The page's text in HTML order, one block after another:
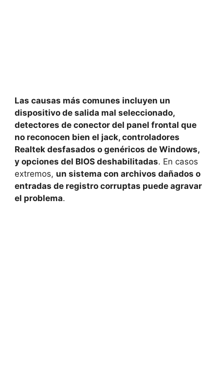
Las causas más comunes incluyen un
dispositivo de salida mal seleccionado,
detectores de conector del panel frontal que
no reconocen bien el jack, controladores
Realtek desfasados o genéricos de Windows,
y opciones del BIOS deshabilitadas. En casos
extremos, un sistema con archivos dañados o
entradas de registro corruptas puede agravar
el problema.